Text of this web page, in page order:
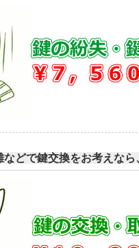
などで鍵交換をお考えな